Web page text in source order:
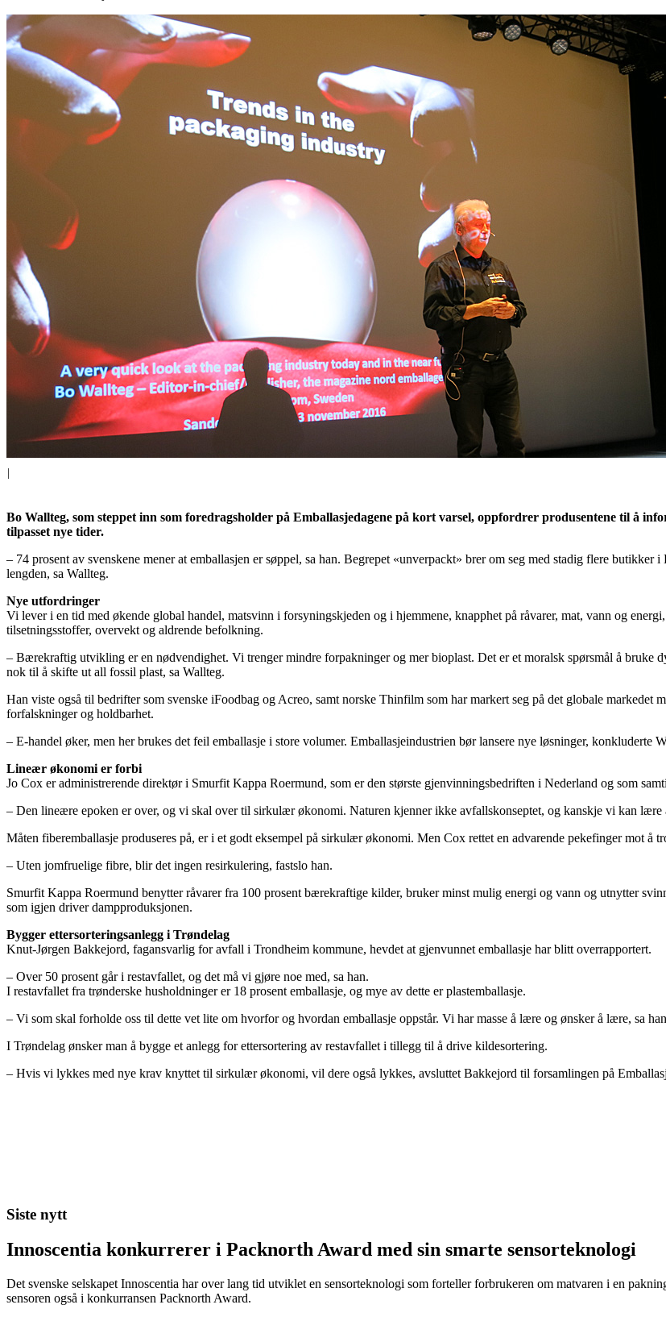
|
Bo Wallteg, som steppet inn som foredragsholder på Emballasjedagene på kort varsel, oppfordrer produsentene til å
tilpasset nye tider.
– 74 prosent av svenskene mener at emballasjen er søppel, sa han. Begrepet «unverpackt» brer om seg med stadig flere
lengden, sa Wallteg.
Nye utfordringer
Vi lever i en tid med økende global handel, matsvinn i forsyningskjeden og i hjemmene, knapphet på råvarer, mat, vann og
tilsetningsstoffer, overvekt og aldrende befolkning.
– Bærekraftig utvikling er en nødvendighet. Vi trenger mindre forpakninger og mer bioplast. Det er et moralsk spørsmål å bruke
nok til å skifte ut all fossil plast, sa Wallteg.
Han viste også til bedrifter som svenske iFoodbag og Acreo, samt norske Thinfilm som har markert seg på det globale markedet
forfalskninger og holdbarhet.
– E-handel øker, men her brukes det feil emballasje i store volumer. Emballasjeindustrien bør lansere nye løsninger, konkluderte
Lineær økonomi er forbi
Jo Cox er administrerende direktør i Smurfit Kappa Roermund, som er den største gjenvinningsbedriften i Nederland og som
– Den lineære epoken er over, og vi skal over til sirkulær økonomi. Naturen kjenner ikke avfallskonseptet, og kanskje vi kan lære
Måten fiberemballasje produseres på, er i et godt eksempel på sirkulær økonomi. Men Cox rettet en advarende pekefinger mot å
– Uten jomfruelige fibre, blir det ingen resirkulering, fastslo han.
Smurfit Kappa Roermund benytter råvarer fra 100 prosent bærekraftige kilder, bruker minst mulig energi og vann og utnytter
som igjen driver dampproduksjonen.
Bygger ettersorteringsanlegg i Trøndelag
Knut-Jørgen Bakkejord, fagansvarlig for avfall i Trondheim kommune, hevdet at gjenvunnet emballasje har blitt overrapportert.
– Over 50 prosent går i restavfallet, og det må vi gjøre noe med, sa han.
I restavfallet fra trønderske husholdninger er 18 prosent emballasje, og mye av dette er plastemballasje.
– Vi som skal forholde oss til dette vet lite om hvorfor og hvordan emballasje oppstår. Vi har masse å lære og ønsker å lære, sa
I Trøndelag ønsker man å bygge et anlegg for ettersortering av restavfallet i tillegg til å drive kildesortering.
– Hvis vi lykkes med nye krav knyttet til sirkulær økonomi, vil dere også lykkes, avsluttet Bakkejord til forsamlingen på
Siste nytt
Innoscentia konkurrerer i Packnorth Award med sin smarte sensorteknologi
Det svenske selskapet Innoscentia har over lang tid utviklet en sensorteknologi som forteller forbrukeren om matvaren i en
sensoren også i konkurransen Packnorth Award.